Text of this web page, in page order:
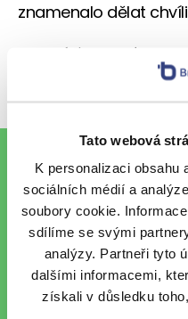
Tato webová
K personalizaci
sociálních médií a
soubory cookie.
sdílíme se svými
analýzy. Partneři tyto
dalšími informacemi,
získali v důsledku
znamenalo dělat chvíli
Oba vítáme v týmu a
To nejlepší z
Chci každý
finančního
Chráníme